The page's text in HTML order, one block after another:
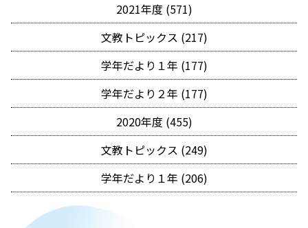
2021年度 (571)
文教トピックス (217)
学年だより１年 (177)
学年だより２年 (177)
2020年度 (455)
文教トピックス (249)
学年だより１年 (206)